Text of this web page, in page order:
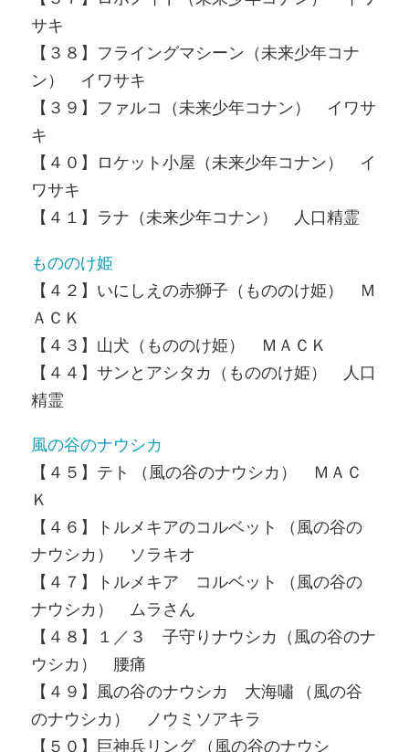
サキ
【３８】フライングマシーン（未来少年コナ
ン） イワサキ
【３９】ファルコ（未来少年コナン） イワサ
キ
【４０】ロケット小屋（未来少年コナン） イ
ワサキ
【４１】ラナ（未来少年コナン） 人口精霊
もののけ姫
【４２】いにしえの赤獅子（もののけ姫） Ｍ
ＡＣＫ
【４３】山犬（もののけ姫） ＭＡＣＫ
【４４】サンとアシタカ（もののけ姫） 人口
精霊
風の谷のナウシカ
【４５】テト （風の谷のナウシカ） ＭＡＣ
Ｋ
【４６】トルメキアのコルベット （風の谷の
ナウシカ） ソラキオ
【４７】トルメキア コルベット （風の谷の
ナウシカ） ムラさん
【４８】１／３ 子守りナウシカ（風の谷のナ
ウシカ） 腰痛
【４９】風の谷のナウシカ 大海嘯 （風の谷
のナウシカ） ノウミソアキラ
【５０】巨神兵リング （風の谷のナウシ